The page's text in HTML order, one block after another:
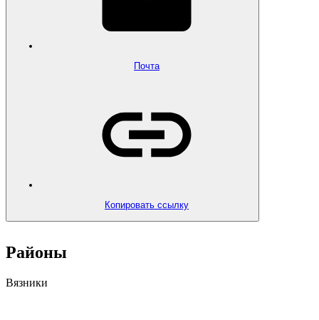
Почта
Копировать ссылку
Районы
Вязники